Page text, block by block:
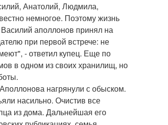
Анатолий, Людмила,
немногое. Поэтому жизнь
аполлонов принял на
при первой встрече: не
- ответил купец. Еще по
в одном из своих хранилищ, но
нагрянули с обыском.
насильно. Очистив все
из дома. Дальнейшая его